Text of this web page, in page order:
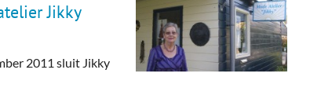
Jikky
2011 sluit Jikky